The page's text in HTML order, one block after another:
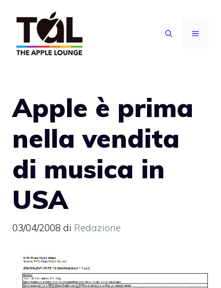
contenuto
MENU
Apple è prima
nella vendita
di musica in
USA
03/04/2008 di Redazione